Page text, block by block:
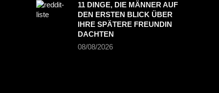
11 DINGE, DIE MÄNNER AUF
DEN ERSTEN BLICK ÜBER
IHRE SPÄTERE FREUNDIN
DACHTEN
08/08/2026